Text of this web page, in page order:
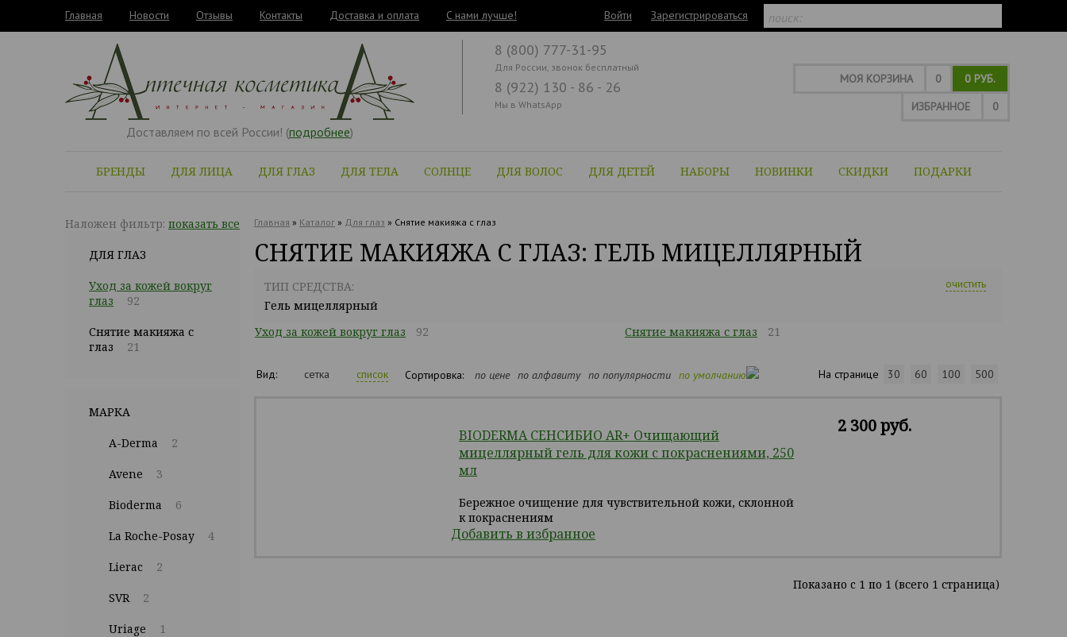
Главная Новости Отзывы Контакты Доставка и оплата C нами лучше! Войти Зарегистрироваться
Доставляем по всей России! (подробнее)
МОЯ КОРЗИНА 0
0 РУБ.
ИЗБРАННОЕ
0
БРЕНДЫ ДЛЯ ЛИЦА ДЛЯ ГЛАЗ ДЛЯ ТЕЛА СОЛНЦЕ ДЛЯ ВОЛОС ДЛЯ ДЕТЕЙ НАБОРЫ НОВИНКИ СКИДКИ ПОДАРКИ
8 (800) 777-31-95
Для России, звонок бесплатный
8 (922) 130 - 86 - 26
Мы в WhatsApp
Наложен фильтр: показать все
ДЛЯ ГЛАЗ
Уход за кожей вокруг
глаз
92
Снятие макияжа с
глаз
21
МАРКА
A-Derma 2
Avene 3
Bioderma 6
La Roche-Posay 4
Lierac 2
SVR 2
Uriage 1
Главная » Каталог » Для глаз » Снятие макияжа с глаз
СНЯТИЕ МАКИЯЖА С ГЛАЗ: ГЕЛЬ МИЦЕЛЛЯРНЫЙ
ТИП СРЕДСТВА:
Гель мицеллярный
очистить
Уход за кожей вокруг глаз 92 Снятие макияжа с глаз 21
Вид: сетка список Сортировка: по цене по алфавиту по популярности по умолчанию На странице 30 60 100 500
BIODERMA СЕНСИБИО AR+ Очищающий
мицеллярный гель для кожи с покраснениями, 250
мл
Бережное очищение для чувствительной кожи, склонной
к покраснениям
Добавить в избранное
2 300 руб.
Показано c 1 по 1 (всего 1 страница)